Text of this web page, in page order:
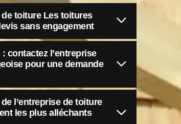
toiture Les toitures
sans engagement
contactez l’entreprise
pour une demande
l’entreprise de toiture
les plus alléchants